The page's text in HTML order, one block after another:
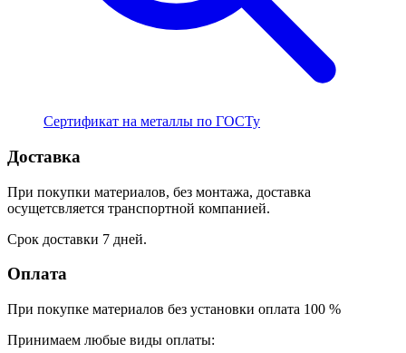
Сертификат на металлы по ГОСТу
Доставка
При покупки материалов, без монтажа, доставка
осущетсвляется транспортной компанией.
Срок доставки 7 дней.
Оплата
При покупке материалов без установки оплата 100 %
Принимаем любые виды оплаты: